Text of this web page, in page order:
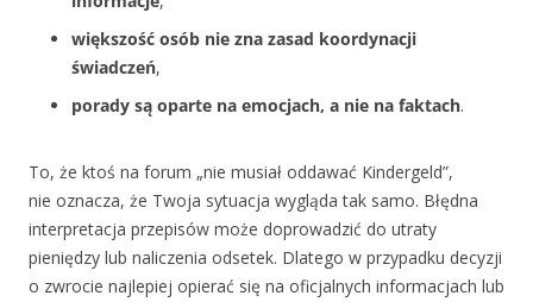
większość osób nie zna zasad koordynacji
świadczeń,
porady są oparte na emocjach, a nie na faktach.
To, że ktoś na forum „nie musiał oddawać Kindergeld”,
nie oznacza, że Twoja sytuacja wygląda tak samo. Błędna
interpretacja przepisów może doprowadzić do utraty
pieniędzy lub naliczenia odsetek. Dlatego w przypadku decyzji
o zwrocie najlepiej opierać się na oficjalnych informacjach lub